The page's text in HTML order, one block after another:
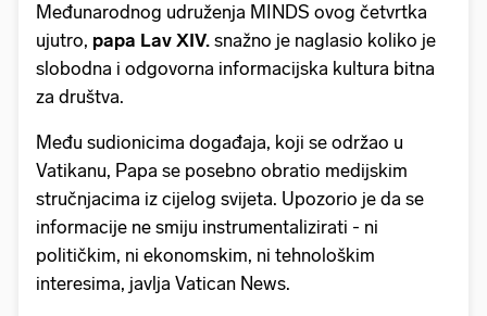
Međunarodnog udruženja MINDS ovog četvrtka
ujutro, papa Lav XIV. snažno je naglasio koliko je
slobodna i odgovorna informacijska kultura bitna
za društva.
Među sudionicima događaja, koji se održao u
Vatikanu, Papa se posebno obratio medijskim
stručnjacima iz cijelog svijeta. Upozorio je da se
informacije ne smiju instrumentalizirati - ni
političkim, ni ekonomskim, ni tehnološkim
interesima, javlja Vatican News.